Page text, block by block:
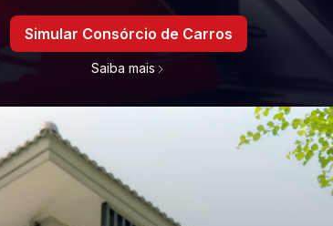
Simular Consórcio de Carros
Saiba mais